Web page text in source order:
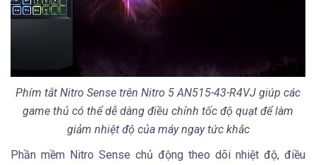
Phím tắt Nitro Sense trên Nitro 5 AN515-43-R4VJ giúp các
game thủ có thể dễ dàng điều chỉnh tốc độ quạt để làm
giảm nhiệt độ của máy ngay tức khắc
Phần mềm Nitro Sense chủ động theo dõi nhiệt độ, điều